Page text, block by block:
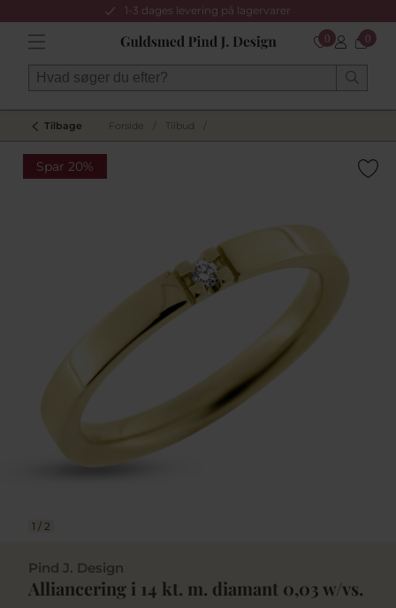
1-3 dages levering på lagervarer
0 0
Tilbage Forside Tilbud
Spar 20%
1 / 2
Pind J. Design
Alliancering i 14 kt. m. diamant 0,03 w/vs.